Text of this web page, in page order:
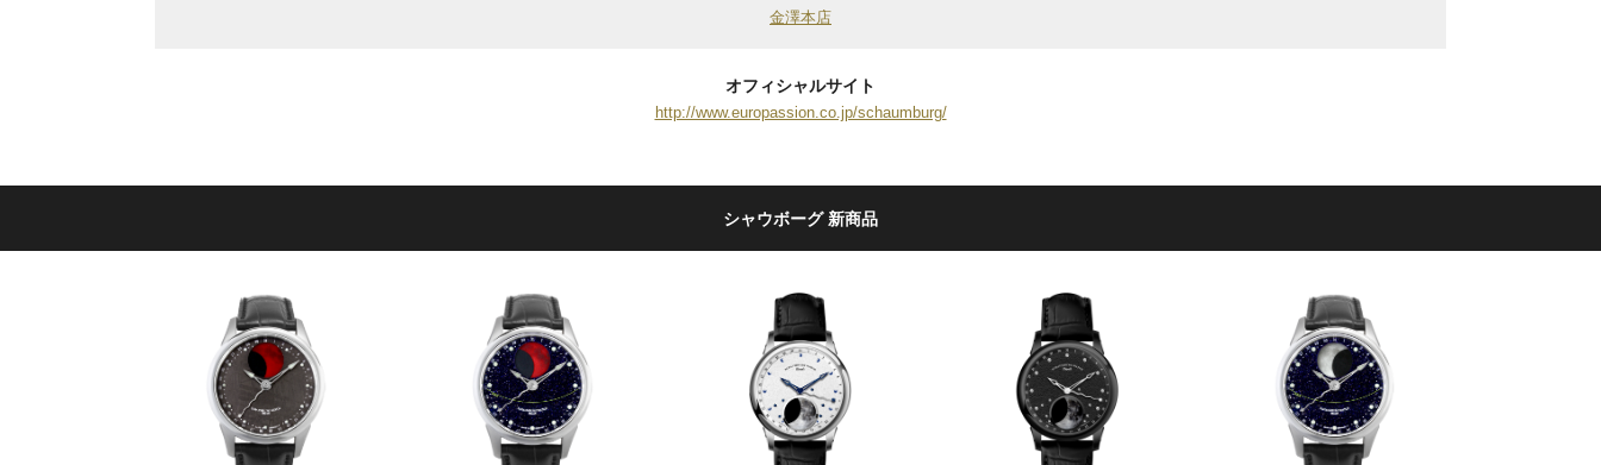
金澤本店
オフィシャルサイト
http://www.europassion.co.jp/schaumburg/
シャウボーグ 新商品